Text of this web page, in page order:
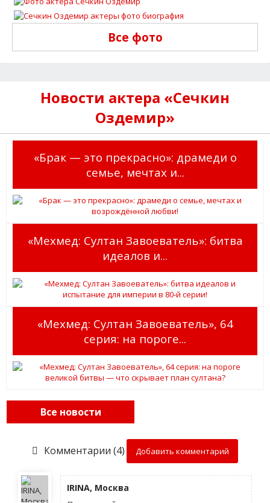
Все фото
Новости актера «Сечкин
Оздемир»
«Брак — это прекрасно»: драмеди о
семье, мечтах и...
«Мехмед: Султан Завоеватель»: битва
идеалов и...
«Мехмед: Султан Завоеватель», 64
серия: на пороге...
Все новости
Комментарии (4) Добавить комментарий
IRINA, Москва